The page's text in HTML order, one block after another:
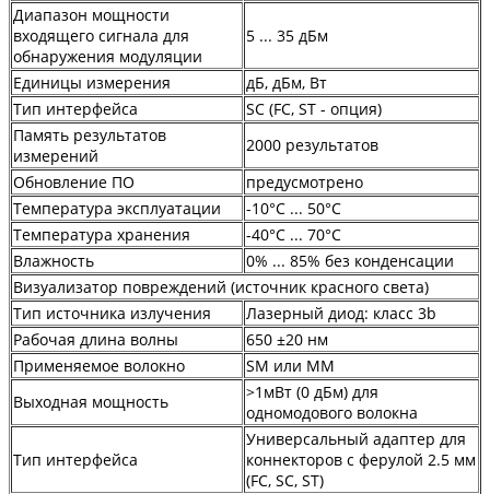
Диапазон мощности
входящего сигнала для
обнаружения модуляции
5 ... 35 дБм
Единицы измерения
дБ, дБм, Вт
Тип интерфейса
SC (FC, ST - опция)
Память результатов
измерений
2000 результатов
Обновление ПО
предусмотрено
Температура эксплуатации
-10°C ... 50°C
Температура хранения
-40°C ... 70°C
Влажность
0% ... 85% без конденсации
Визуализатор повреждений (источник красного света)
Тип источника излучения
Лазерный диод: класс 3b
Рабочая длина волны
650 ±20 нм
Применяемое волокно
SM или MM
Выходная мощность
>1мВт (0 дБм) для
одномодового волокна
Тип интерфейса
Универсальный адаптер для
коннекторов с ферулой 2.5 мм
(FC, SC, ST)